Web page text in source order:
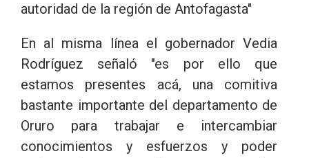
autoridad de la región de Antofagasta"
En al misma línea el gobernador Vedia
Rodríguez señaló "es por ello que
estamos presentes acá, una comitiva
bastante importante del departamento de
Oruro para trabajar e intercambiar
conocimientos y esfuerzos y poder